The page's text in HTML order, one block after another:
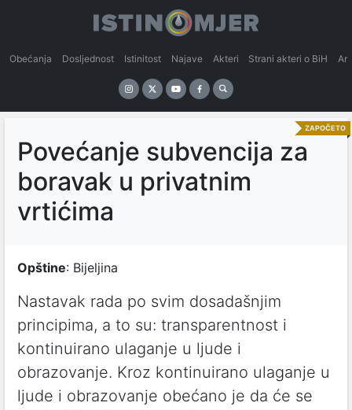
Obećanja Dosljednost Istinitost Najave Akteri Strani akteri o BiH
ZAPOČETO
Povećanje subvencija za
boravak u privatnim
vrtićima
Opštine: Bijeljina
Nastavak rada po svim dosadašnjim
principima, a to su: transparentnost i
kontinuirano ulaganje u ljude i
obrazovanje. Kroz kontinuirano ulaganje u
ljude i obrazovanje obećano je da će se